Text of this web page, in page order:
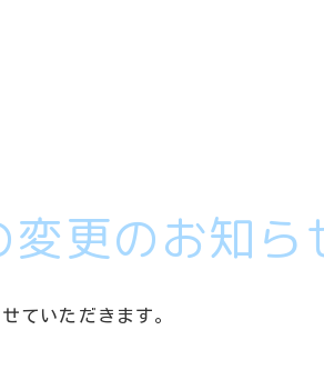
更のお知ら
ていただきます。